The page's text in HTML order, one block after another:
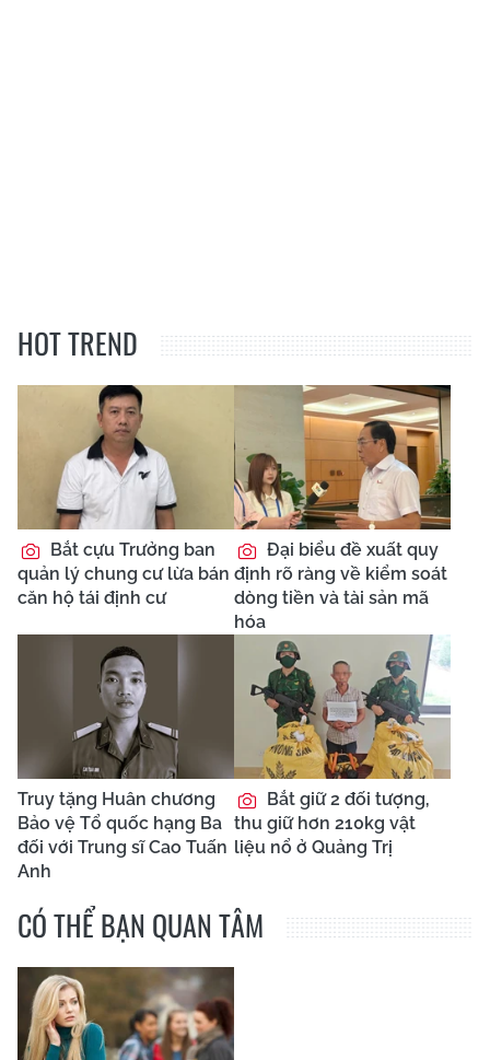
HOT TREND
Bắt cựu Trưởng ban
quản lý chung cư lừa bán
căn hộ tái định cư
Đại biểu đề xuất quy
định rõ ràng về kiểm soát
dòng tiền và tài sản mã
hóa
Truy tặng Huân chương
Bảo vệ Tổ quốc hạng Ba
đối với Trung sĩ Cao Tuấn
Anh
Bắt giữ 2 đối tượng,
thu giữ hơn 210kg vật
liệu nổ ở Quảng Trị
CÓ THỂ BẠN QUAN TÂM